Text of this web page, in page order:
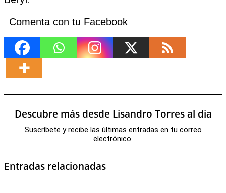
Comenta con tu Facebook
Descubre más desde Lisandro Torres al dia
Suscríbete y recibe las últimas entradas en tu correo
electrónico.
Entradas relacionadas